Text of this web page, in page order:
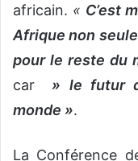
africain. « C’est
Afrique non
pour le reste du
car
» le futur
monde ».
La Conférence